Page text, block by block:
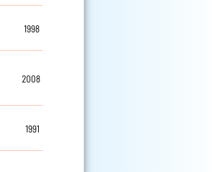
1998
2008
1991